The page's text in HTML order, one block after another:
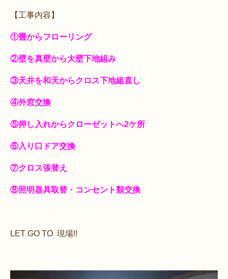
【工事内容】
①畳からフローリング
②壁を真壁から大壁下地組み
③天井を和天からクロス下地組直し
④外窓交換
⑤押し入れからクローゼットへ2ケ所
⑥入り口ドア交換
⑦クロス張替え
⑧照明器具取替・コンセント類交換
LET GO TO 現場!!